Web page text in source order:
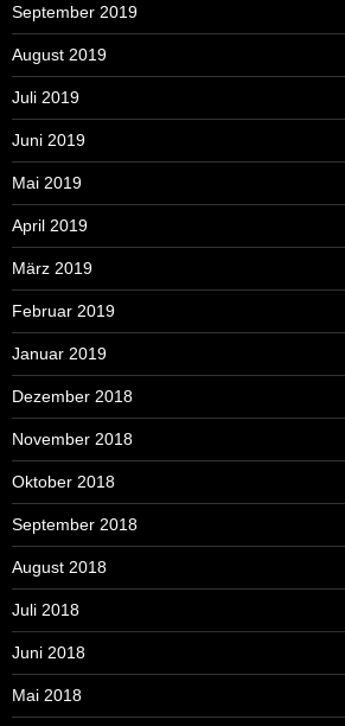
September 2019
August 2019
Juli 2019
Juni 2019
Mai 2019
April 2019
März 2019
Februar 2019
Januar 2019
Dezember 2018
November 2018
Oktober 2018
September 2018
August 2018
Juli 2018
Juni 2018
Mai 2018